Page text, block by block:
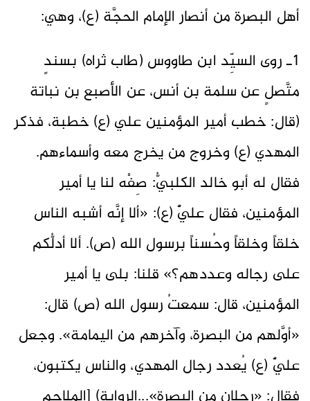
أهل البصرة من أنصار الإمام الحجَّة (ع)، وهي:
1ـ روى السيِّد ابن طاووس (طاب ثراه) بسندٍ
متَّصلٍ عن سلمة بن أنس، عن الأصبع بن نباتة
(قال: خطب أمير المؤمنين علي (ع) خطبة، فذكر
المهدي (ع) وخروج من يخرج معه وأسماءهم.
فقال له أبو خالد الكلبيُّ: صِفْه لنا يا أمير
المؤمنين، فقال عليٌّ (ع): «ألا إنَّه أشبه الناس
خلقاً وخلقاً وحُسناً برسول الله (ص). ألا أدلُّكم
على رجاله وعددهم؟» قلنا: بلى يا أمير
المؤمنين، قال: سمعتُ رسول الله (ص) قال:
«أوَّلهم من البصرة، وآخرهم من اليمامة». وجعل
عليٌّ (ع) يُعدد رجال المهدي، والناس يكتبون،